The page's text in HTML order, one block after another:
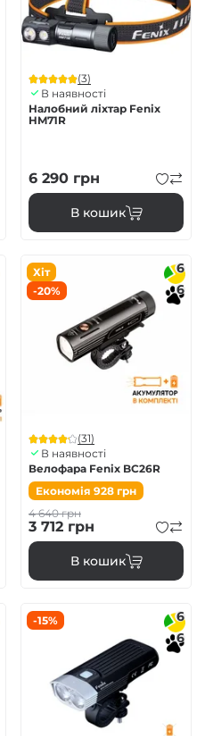
(3)
В наявності
Налобний ліхтар Fenix
HM71R
6 290 грн
В кошик
Хіт
-20%
6
6
(31)
В наявності
Велофара Fenix BC26R
Економія 928 грн
4 640грн
3 712 грн
В кошик
-15%
6
6